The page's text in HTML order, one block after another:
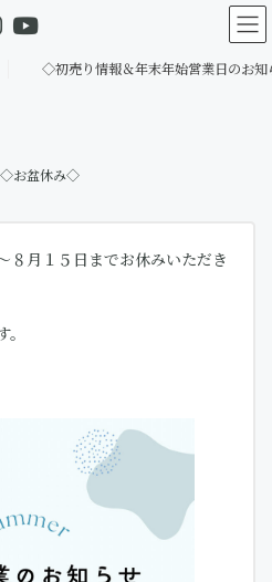
り情報＆年末年始営業日のお知らせ◇
◇お盆休み◇
８月１５日までお休みいただき